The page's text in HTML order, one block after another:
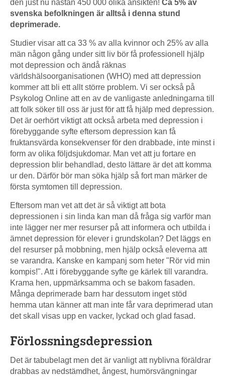
den just nu nästan 450 000 olika ansikten! Ca 5% av
svenska befolkningen är alltså i denna stund
deprimerade.
Studier visar att ca 33 % av alla kvinnor och 25% av alla
män någon gång under sitt liv bör få professionell hjälp
mot depression och ändå räknas
världshälsoorganisationen (WHO) med att depression
kommer att bli ett allt större problem. Vi ser också på
Psykolog Online att en av de vanligaste anledningarna till
att folk söker till oss är just för att få hjälp med depression.
Det är oerhört viktigt att också arbeta med depression i
förebyggande syfte eftersom depression kan få
fruktansvärda konsekvenser för den drabbade, inte minst i
form av olika följdsjukdomar. Man vet att ju fortare en
depression blir behandlad, desto lättare är det att komma
ur den. Därför bör man söka hjälp så fort man märker de
första symtomen till depression.
Eftersom man vet att det är så viktigt att bota
depressionen i sin linda kan man då fråga sig varför man
inte lägger ner mer resurser på att informera och utbilda i
ämnet depression för elever i grundskolan? Det läggs en
del resurser på mobbning, men hjälp också eleverna att
se varandra. Kanske en kampanj som heter "Rör vid min
kompis!". Att i förebyggande syfte ge kärlek till varandra.
Krama hen, uppmärksamma och se bakom fasaden.
Många deprimerade barn har dessutom inget stöd
hemma utan känner att man inte får vara deprimerad utan
det skall visas upp en vacker, lyckad och glad fasad.
Förlossningsdepression
Det är tabubelagt men det är vanligt att nyblivna föräldrar
drabbas av nedstämdhet, ångest, humörsvängningar